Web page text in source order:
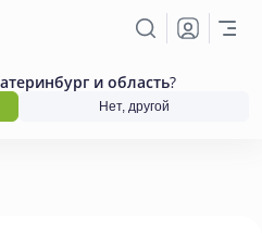
и область?
Нет, другой